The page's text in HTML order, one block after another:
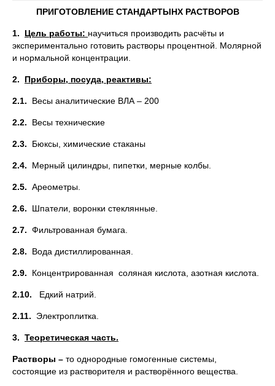
ПРИГОТОВЛЕНИЕ СТАНДАРТЫНХ РАСТВОРОВ
1. Цель работы: научиться производить расчёты и
экспериментально готовить растворы процентной. Молярной
и нормальной концентрации.
2. Приборы, посуда, реактивы:
2.1. Весы аналитические ВЛА – 200
2.2. Весы технические
2.3. Бюксы, химические стаканы
2.4. Мерный цилиндры, пипетки, мерные колбы.
2.5. Ареометры.
2.6. Шпатели, воронки стеклянные.
2.7. Фильтрованная бумага.
2.8. Вода дистиллированная.
2.9. Концентрированная соляная кислота, азотная кислота.
2.10. Едкий натрий.
2.11. Электроплитка.
3. Теоретическая часть.
Растворы – то однородные гомогенные системы,
состоящие из растворителя и растворённого вещества.